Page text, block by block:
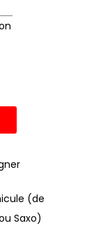
(de
Saxo)